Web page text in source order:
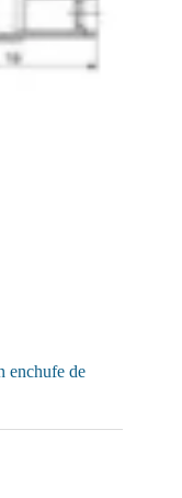
enchufe de